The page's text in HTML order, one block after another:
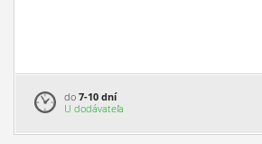
do 7-10 dní
U dodávateľa